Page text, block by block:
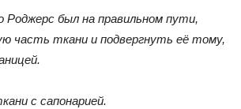
Роджерс был на правильном пути,
часть ткани и подвергнуть её тому,
с сапонарией.